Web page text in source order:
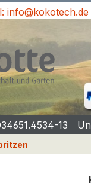
info@kokotech.de
13